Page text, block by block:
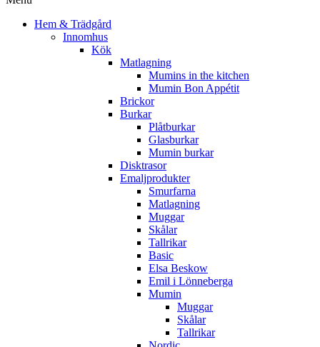
Hem & Trädgård
Innomhus
Kök
Matlagning
Mumins in the kitchen
Mumin Bon Appétit
Brickor
Burkar
Plåtburkar
Glasburkar
Mumin burkar
Disktrasor
Emaljprodukter
Smurfarna
Matlagning
Muggar
Skålar
Tallrikar
Basic
Elsa Beskow
Emil i Lönneberga
Mumin
Muggar
Skålar
Tallrikar